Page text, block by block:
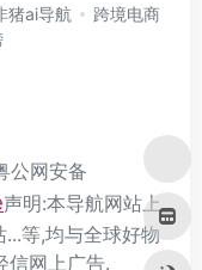
猪ai导航
跨境电商
公网安备
声明:本导航网站上
等,均与全球好物
信网上广告.